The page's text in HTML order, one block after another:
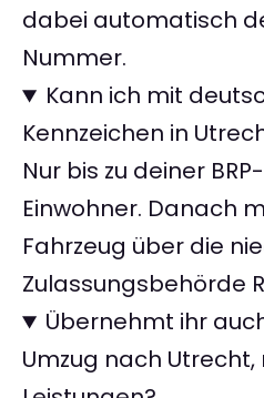
dabei automatisch
Nummer.
Kann ich mit
Kennzeichen in
Nur bis zu deiner
Einwohner. Danach
Fahrzeug über die
Zulassungsbehörde
Übernehmt ihr
Umzug nach